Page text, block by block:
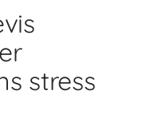
stress